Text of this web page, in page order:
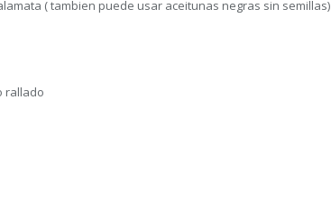
( tambien puede usar aceitunas negras sin semillas)
rallado